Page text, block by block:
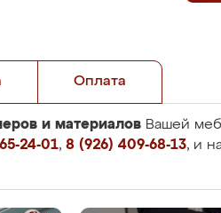
Оплата
и материалов Вашей
24-01, 8 (926) 409-68-13, и